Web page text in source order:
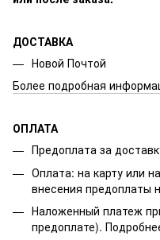
ДОСТАВКА
Новой Почтой
Более подробная
ОПЛАТА
Предоплата за
Оплата: на карту или
внесения предоплаты
Наложенный платеж
предоплате).